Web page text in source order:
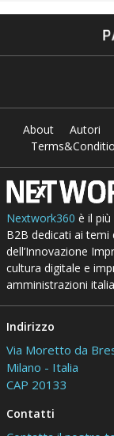
About Autori
Nextwork360 è il
B2B dedicati ai
dell’Innovazione
cultura digitale e
amministrazioni
Indirizzo
Via Moretto da
Milano - Italia
CAP 20133
Contatti